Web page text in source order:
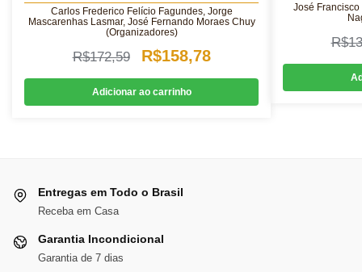
Carlos Frederico Felício Fagundes, Jorge
Mascarenhas Lasmar, José Fernando Moraes Chuy
(Organizadores)
R$172,59
O
preço
original
R$158,78O
preço
atual
Adicionar ao carrinho
José
R$
Entregas em Todo o Brasil
Receba em Casa
Garantia Incondicional
Garantia de 7 dias